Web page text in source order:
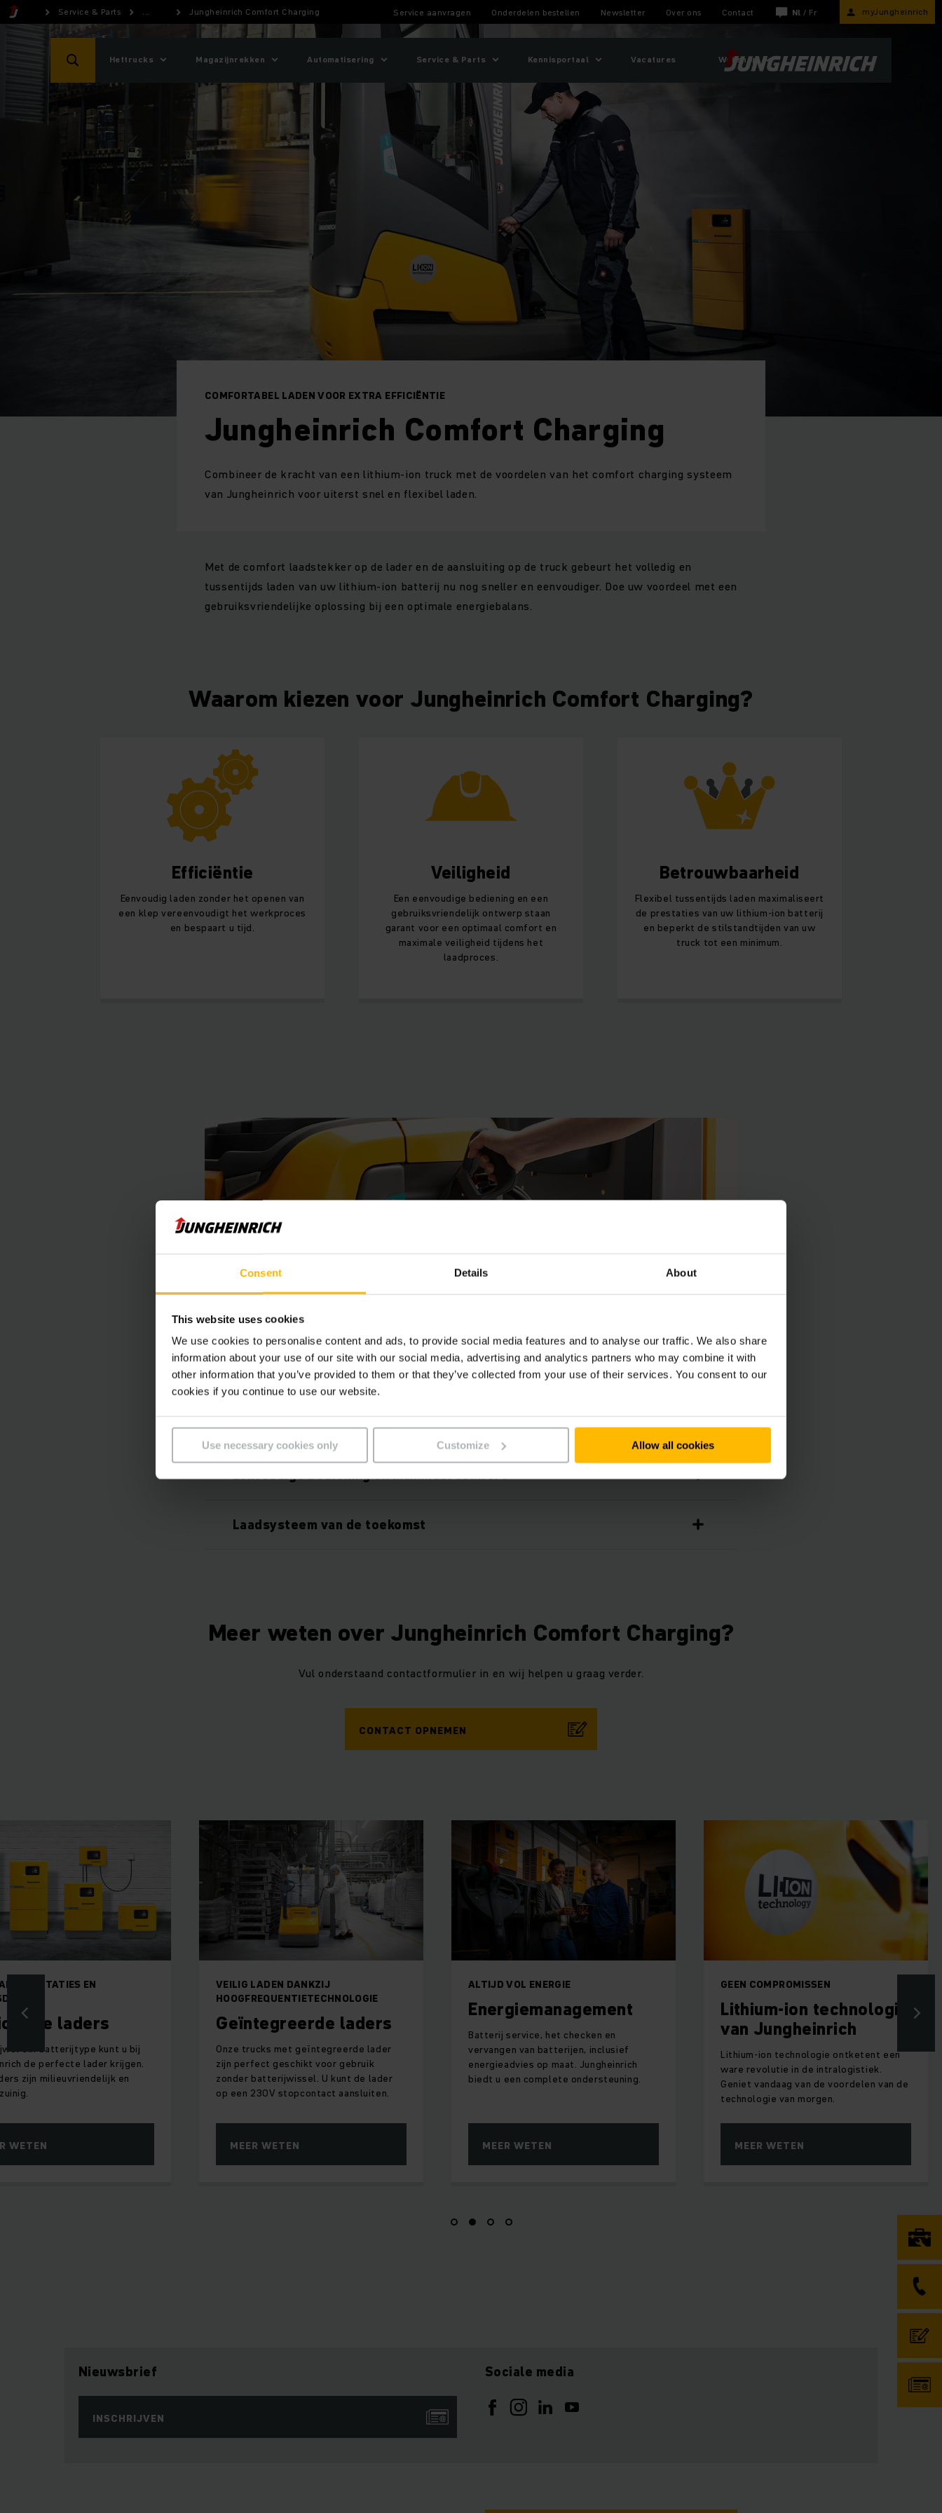
Consent Details About
This website uses cookies
We use cookies to personalise content and ads, to provide social media features and to analyse our traffic. We also share
information about your use of our site with our social media, advertising and analytics partners who may combine it with
other information that you’ve provided to them or that they’ve collected from your use of their services. You consent to our
cookies if you continue to use our website.
Use necessary cookies only Customize Allow all cookies
Service & Parts ... Jungheinrich Comfort Charging Service aanvragen Onderdelen bestellen Newsletter Over ons Contact Nl / Fr myJungheinrich
Heftrucks Magazijnrekken Automatisering Service & Parts Kennisportaal Vacatures Webshop
COMFORTABEL LADEN VOOR EXTRA EFFICIËNTIE
Jungheinrich Comfort Charging
Combineer de kracht van een lithium-ion truck met de voordelen van het comfort charging systeem
van Jungheinrich voor uiterst snel en flexibel laden.
Met de comfort laadstekker op de lader en de aansluiting op de truck gebeurt het volledig en
tussentijds laden van uw lithium-ion batterij nu nog sneller en eenvoudiger. Doe uw voordeel met een
gebruiksvriendelijke oplossing bij een optimale energiebalans.
Waarom kiezen voor Jungheinrich Comfort Charging?
Efficiëntie
Eenvoudig laden zonder het openen van
een klep vereenvoudigt het werkproces
en bespaart u tijd.
Veiligheid
Een eenvoudige bediening en een
gebruiksvriendelijk ontwerp staan
garant voor een optimaal comfort en
maximale veiligheid tijdens het
laadproces.
Betrouwbaarheid
Flexibel tussentijds laden maximaliseert
de prestaties van uw lithium-ion batterij
en beperkt de stilstandtijden van uw
truck tot een minimum.
Uw voordelen
Eén systeem, veel voordelen
Eenvoudige bediening en maximaal comfort
Laadsysteem van de toekomst
Meer weten over Jungheinrich Comfort Charging?
Vul onderstaand contactformulier in en wij helpen u graag verder.
CONTACT OPNEMEN
PRESTATIES EN
laders
elk batterijtype kunt u bij
de perfecte lader krijgen.
zijn milieuvriendelijk en
WETEN
VEILIG LADEN DANKZIJ
HOOGFREQUENTIETECHNOLOGIE
Geïntegreerde laders
Onze trucks met geïntegreerde lader
zijn perfect geschikt voor gebruik
zonder batterijwissel. U kunt de lader
op een 230V stopcontact aansluiten.
MEER WETEN
ALTIJD VOL ENERGIE
Energiemanagement
Batterij service, het checken en
vervangen van batterijen, inclusief
energieadvies op maat. Jungheinrich
biedt u een complete ondersteuning.
MEER WETEN
GEEN COMPROMISSEN
Lithium-ion technologie
van Jungheinrich
Lithium-ion technologie ontketent een
ware revolutie in de intralogistiek.
Geniet vandaag van de voordelen van de
technologie van morgen.
MEER WETEN
Nieuwsbrief
INSCHRIJVEN
Sociale media